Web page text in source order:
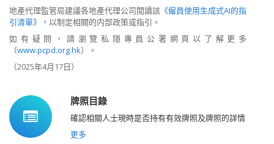
地產代理監管局建議各地產代理公司閲讀該 《僱員使用生成式AI的指
引清單》
，以制定相關的内部政策或指引。
如有疑問，請 瀏 覽私隱專員公署 網頁以了 解 更多
（www.pcpd.org.hk）。
（2025年4月17日）
牌照目錄
確認相關人士現時是否持有有效牌照及牌照的詳情
更多